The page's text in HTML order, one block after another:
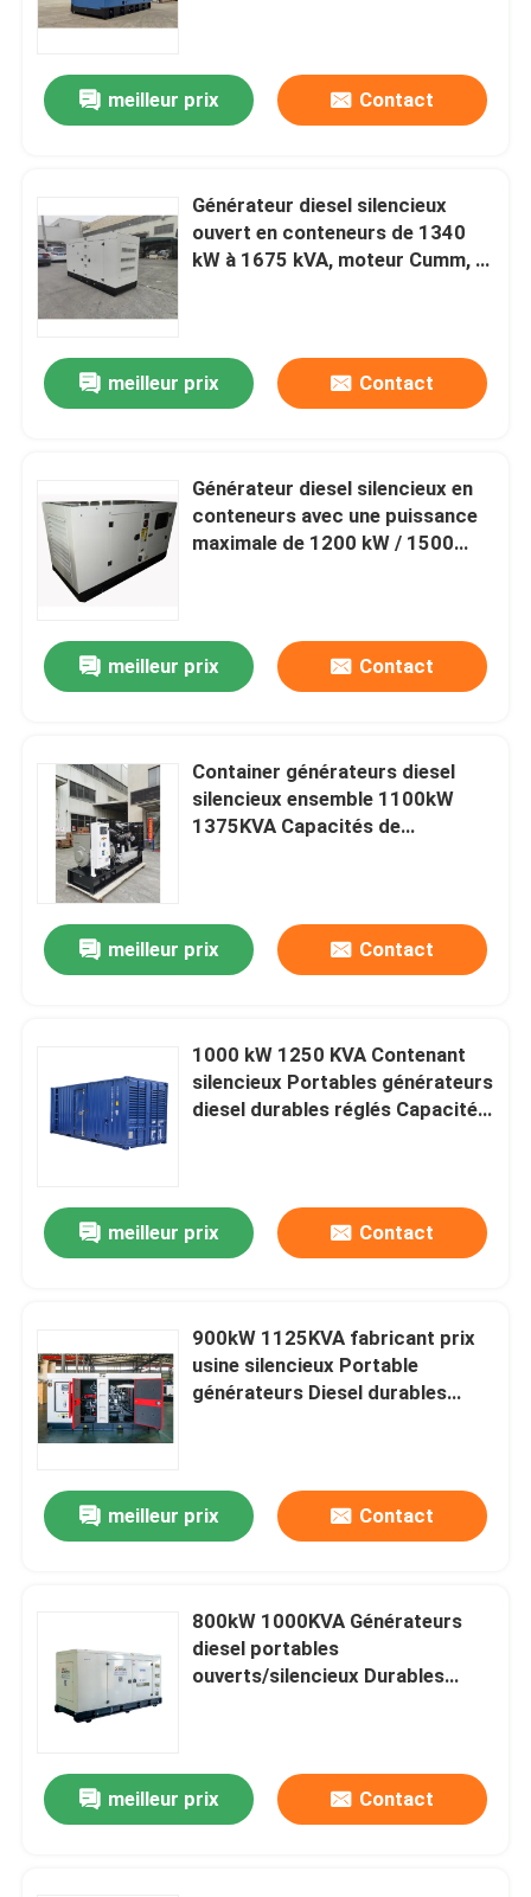
Maison
Vidéos
Au sujet de nous
Visite d'usine
Contrôle de qualité
Demandez une citation
Générateurs diesel de Cummins
Générateur diesel de Fawde
Générateur diesel de Yangdong
Générateur diesel de YUCHAI
Générateur diesel de Weichai
Générateur diesel de SDEC
Générateurs diesel Isuzu
meilleur prix Contact
Générateur diesel silencieux
ouvert en conteneurs de 1340
kW à 1675 kVA, moteur Cumm, 3
meilleur prix
Contact
Générateur diesel silencieux en
conteneurs avec une puissance
maximale de 1200 kW / 1500
meilleur prix
Contact
Container générateurs diesel
silencieux ensemble 1100kW
1375KVA Capacités de
meilleur prix
Contact
1000 kW 1250 KVA Contenant
silencieux Portables générateurs
diesel durables réglés Capacités
meilleur prix Contact
900kW 1125KVA fabricant prix
usine silencieux Portable
générateurs Diesel durables
meilleur prix
Contact
800kW 1000KVA Générateurs
diesel portables
ouverts/silencieux Durables
Genset Cummin s
meilleur prix Contact